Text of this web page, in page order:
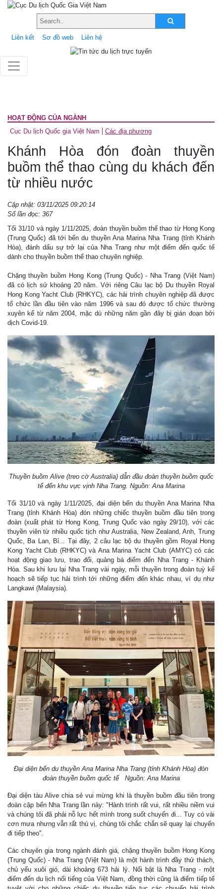
Liên kết Sơ đồ web Liên hệ
HOẠT ĐỘNG CỦA NGÀNH
Cục Du lịch Quốc gia Việt Nam
Các địa phương
Khánh Hòa đón đoàn thuyền
buồm thể thao cùng du khách đến
từ nhiều nước
Cập nhật: 03/11/2025 09:20:14
Số lần đọc: 367
Tối 31/10 và ngày 1/11/2025, đoàn thuyền buồm thể thao từ Hong Kong
(Trung Quốc) đã tới bến du thuyền Ana Marina Nha Trang (tỉnh Khánh
Hòa), đánh dấu sự trở lại của Nha Trang như một điểm đến quốc tế
dành cho thuyền buồm thể thao chuyên nghiệp.
Chặng thuyền buồm Hong Kong (Trung Quốc) - Nha Trang (Việt Nam)
đã có lịch sử khoảng 20 năm. Với riêng Câu lạc bộ Du thuyền Royal
Hong Kong Yacht Club (RHKYC), các hải trình chuyên nghiệp đã được
tổ chức lần đầu tiên vào năm 1996 và sau đó được tổ chức thường
xuyên kể từ năm 2004, mặc dù những năm gần đây bị gián đoạn bởi
dịch Covid-19.
Thuyền buồm Alive (treo cờ Australia) dẫn đầu đoàn thuyền buồm quốc
tế đến khu vực vịnh Nha Trang. Nguồn: Ana Marina
Tối 31/10 và ngày 1/11/2025, đại diện bến du thuyền Ana Marina Nha
Trang (tỉnh Khánh Hòa) đón những chiếc thuyền buồm đầu tiên trong
đoàn (xuất phát từ Hong Kong, Trung Quốc vào ngày 29/10), với các
thuyền viên từ nhiều quốc tịch như Australia, New Zealand, Anh, Trung
Quốc, Ba Lan, Bỉ... Tại đây, 2 câu lạc bộ du thuyền gồm Royal Hong
Kong Yacht Club (RHKYC) và Ana Marina Yacht Club (AMYC) có các
hoạt động giao lưu, trao đổi, quảng bá điểm đến Nha Trang - Khánh
Hòa. Sau khi lưu lại Nha Trang vài ngày, mỗi thuyền trong đoàn tuỳ kế
hoạch sẽ tiếp tục hải trình tới những điểm đến khác nhau, ví dụ như
Langkawi (Malaysia).
Đại diện bến du thuyền Ana Marina Nha Trang (tỉnh Khánh Hòa) đón
đoàn thuyền buồm quốc tế Nguồn: Ana Marina
Đại diện tàu Alive chia sẻ vui mừng khi là thuyền buồm đầu tiên trong
đoàn cập bến Nha Trang lần này: "Hành trình rất vui, rất nhiều niềm vui
và chúng tôi đã phải nỗ lực hết mình trong suốt chuyến đi... Tuy có vài
cơn mưa nhưng vẫn rất thú vị, chúng tôi chắc chắn sẽ quay lại chuyến
đi tiếp theo".
Các chuyên gia trong ngành đánh giá, chặng thuyền buồm Hong Kong
(Trung Quốc) - Nha Trang (Việt Nam) là một hành trình đầy thử thách,
chủ yếu xuôi gió, dài khoảng 673 hải lý. Nổi bật là Nha Trang - một
điểm đến du lịch nổi tiếng của Việt Nam, đồng thời cũng là điểm tiếp tế